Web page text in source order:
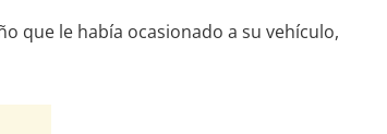
que le había ocasionado a su vehículo,